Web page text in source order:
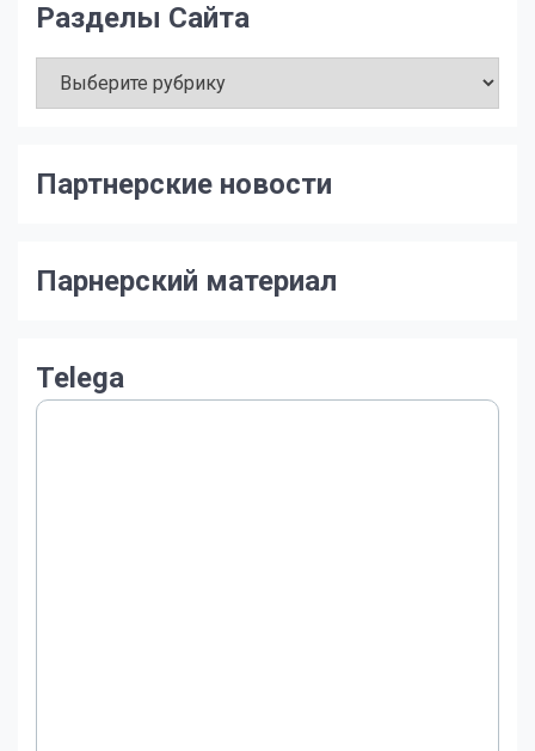
Разделы Сайта
Сайта
Партнерские новости
Парнерский материал
Telega